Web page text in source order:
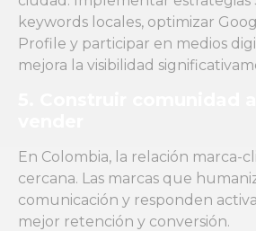
keywords locales, optimizar
Profile y participar en medios
mejora la visibilidad
En Colombia, la relación marca-
cercana. Las marcas que
comunicación y responden
mejor retención y conversión.